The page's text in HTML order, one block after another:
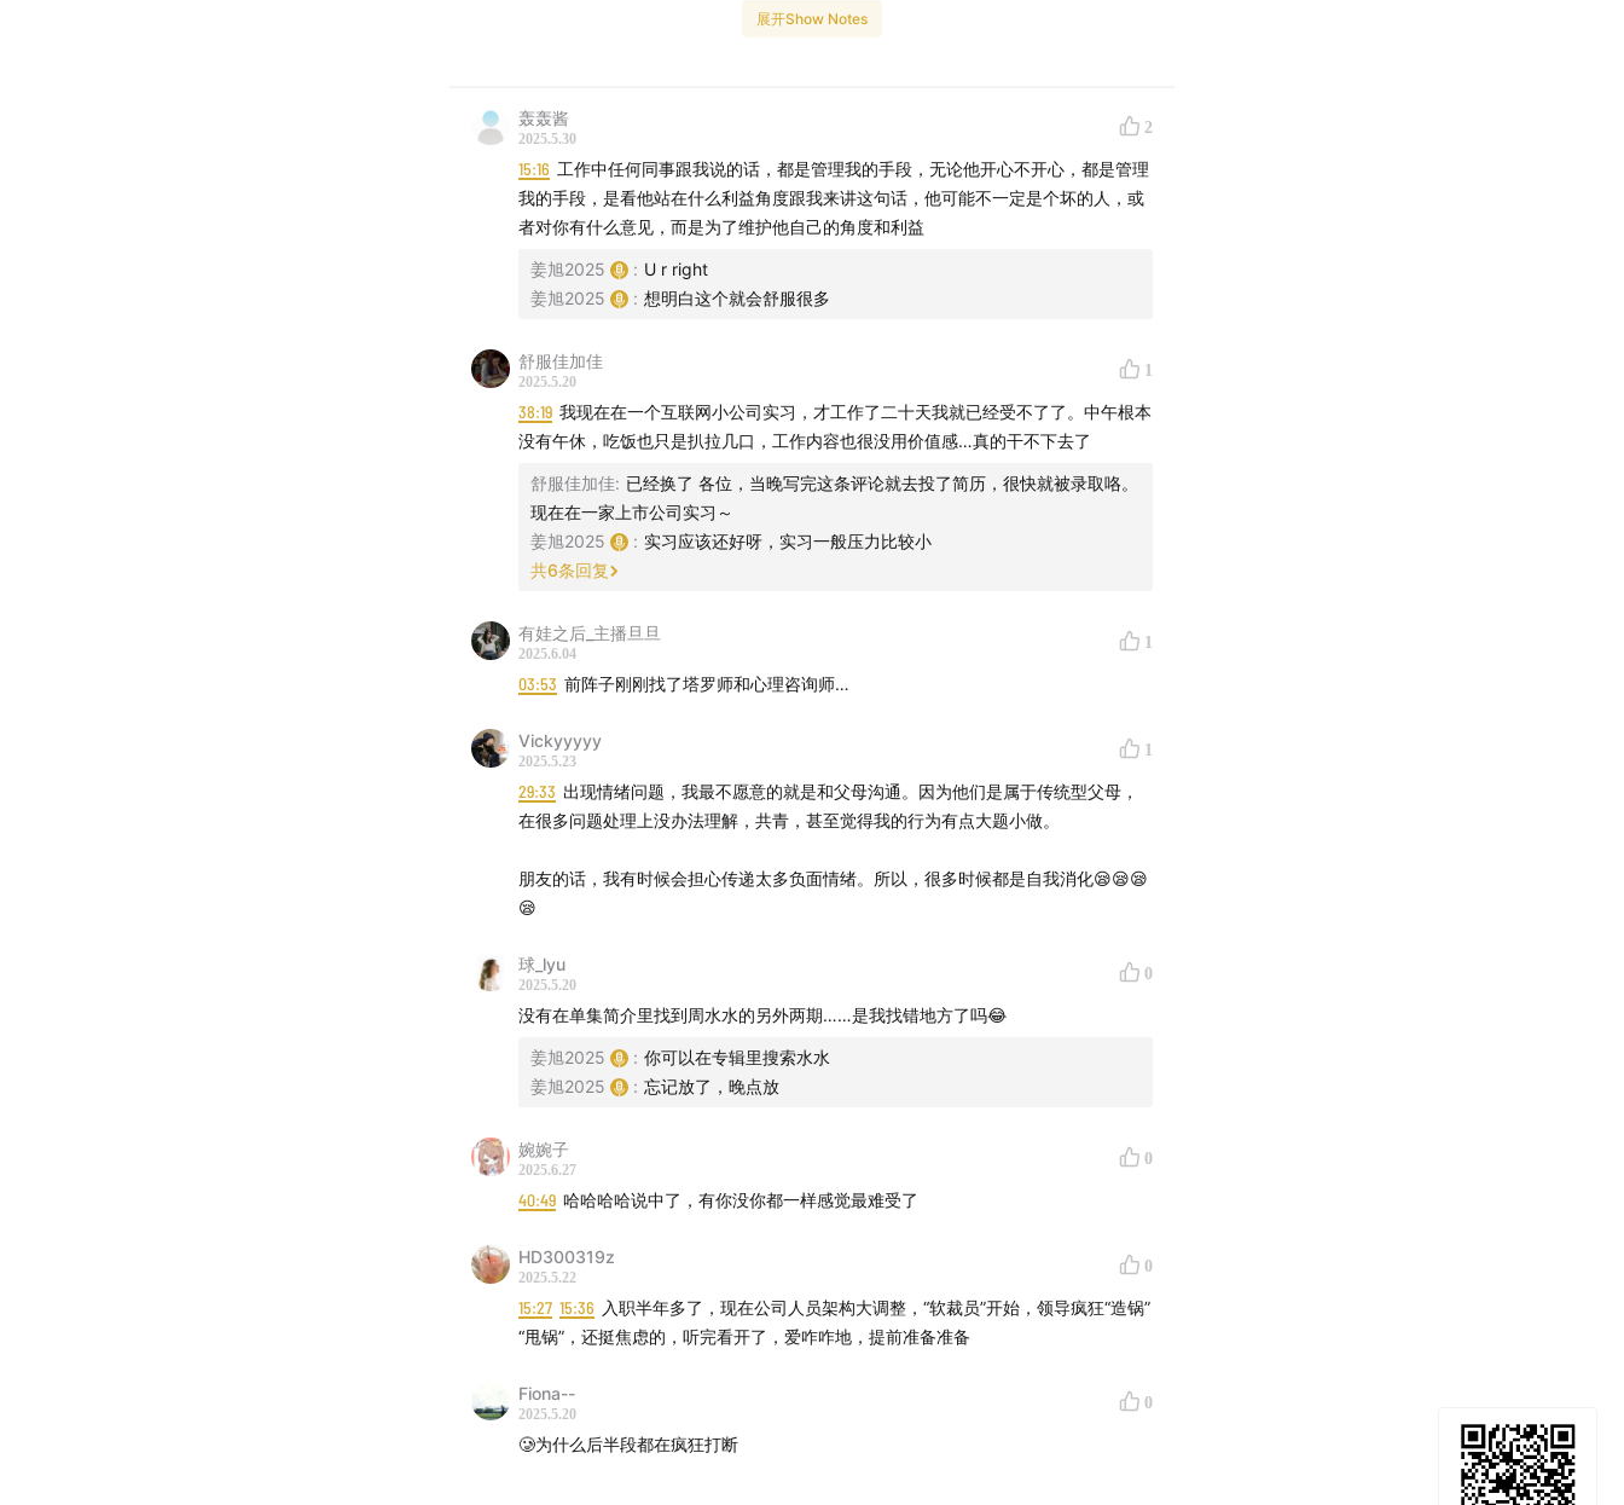
【时间轴】
00:00-05:00] 大厂抑郁的生存焦虑陷阱
“绩效就像永动机，完不成是常态，但总有人比你更会汇报。”
裁员恐惧触发最底层的生存焦虑：“35岁被裁，我是不是只能回老家种地？”
朋友因焦虑症手抖到无法敲键盘，最终选择离职，症状才缓解。
05:00-10:00 ] 情绪自救：别急着“斩断”抑郁
“负面情绪是身体在报警，强行屏蔽只会埋雷。”
区分抑郁情绪和抑郁症：持续两周以上影响生活，赶紧找专业帮助。
[10:00-15:00
用AI写环评、拆解老板的“快乐OKR”，成熟职场人的优先级法则。
从价值感坍塌到自我觉醒：“工作不是人生的全部，活出自己才能幸福。”
15:00- 20:00
“选咨询师像找对象，合不合适比资历更重要。”
心理咨询师也会崩溃？督导机制如何保证专业度。
AI能替代心理咨询吗？“人类还是需要被人类治愈。”
“周末突然有了时间，我反而不会玩了。”
意义感是自己定义的：“别等公司给你答案，你的价值不在周报里。”
给职场人的最后忠告：“照顾自己不是矫情，是成年人的基本功。”
周水水
展开Show Notes
轰轰酱
2025.5.30
2
15:16 工作中任何同事跟我说的话，都是管理我的手段，无论他开心不开心，都是管理
我的手段，是看他站在什么利益角度跟我来讲这句话，他可能不一定是个坏的人，或
者对你有什么意见，而是为了维护他自己的角度和利益
姜旭2025 : U r right
姜旭2025
: 想明白这个就会舒服很多
舒服佳加佳
2025.5.20
1
38:19 我现在在一个互联网小公司实习，才工作了二十天我就已经受不了了。中午根本
没有午休，吃饭也只是扒拉几口，工作内容也很没用价值感…真的干不下去了
舒服佳加佳: 已经换了 各位，当晚写完这条评论就去投了简历，很快就被录取咯。
现在在一家上市公司实习～
姜旭2025
: 实习应该还好呀，实习一般压力比较小
共6条回复
有娃之后_主播旦旦
2025.6.04
1
03:53 前阵子刚刚找了塔罗师和心理咨询师…
Vickyyyyy
2025.5.23
1
29:33 出现情绪问题，我最不愿意的就是和父母沟通。因为他们是属于传统型父母，
在很多问题处理上没办法理解，共青，甚至觉得我的行为有点大题小做。
朋友的话，我有时候会担心传递太多负面情绪。所以，很多时候都是自我消化😪😪😪
😪
球_lyu
2025.5.20
0
没有在单集简介里找到周水水的另外两期……是我找错地方了吗😂
姜旭2025 : 你可以在专辑里搜索水水
姜旭2025
: 忘记放了，晚点放
婉婉子
2025.6.27
0
40:49 哈哈哈哈说中了，有你没你都一样感觉最难受了
HD300319z
2025.5.22
0
15:27 15:36 入职半年多了，现在公司人员架构大调整，“软裁员”开始，领导疯狂“造锅”
“甩锅”，还挺焦虑的，听完看开了，爱咋咋地，提前准备准备
Fiona--
2025.5.20
0
🥲为什么后半段都在疯狂打断